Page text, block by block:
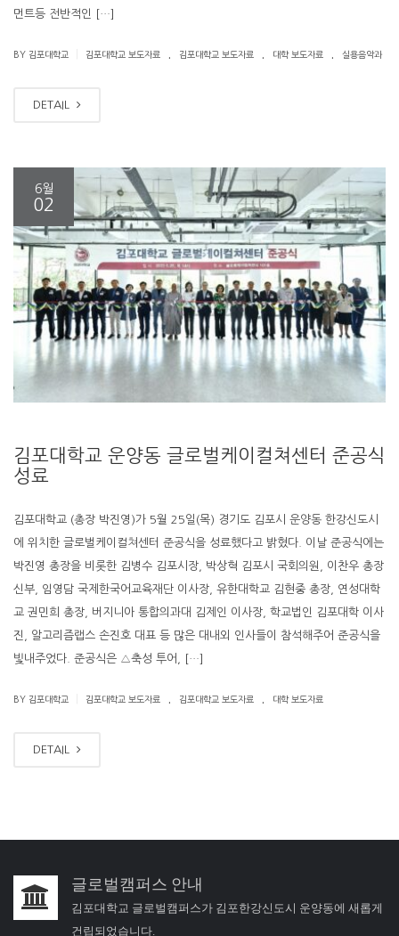
먼트등 전반적인 […]
BY 김포대학교 김포대학교 보도자료 김포대학교 보도자료 대학 보도자료 실용음악과
DETAIL
6월
02
김포대학교 운양동 글로벌케이컬쳐센터 준공식
성료
김포대학교 (총장 박진영)가 5월 25일(목) 경기도 김포시 운양동 한강신도시
에 위치한 글로벌케이컬쳐센터 준공식을 성료했다고 밝혔다. 이날 준공식에는
박진영 총장을 비롯한 김병수 김포시장, 박상혁 김포시 국회의원, 이찬우 총장
신부, 임영담 국제한국어교육재단 이사장, 유한대학교 김현중 총장, 연성대학
교 권민희 총장, 버지니아 통합의과대 김제인 이사장, 학교법인 김포대학 이사
진, 알고리즘랩스 손진호 대표 등 많은 대내외 인사들이 참석해주어 준공식을
빛내주었다. 준공식은 △축성 투어, […]
BY 김포대학교 김포대학교 보도자료 김포대학교 보도자료 대학 보도자료
DETAIL
글로벌캠퍼스 안내
김포대학교 글로벌캠퍼스가 김포한강신도시 운양동에 새롭게
건립되었습니다.